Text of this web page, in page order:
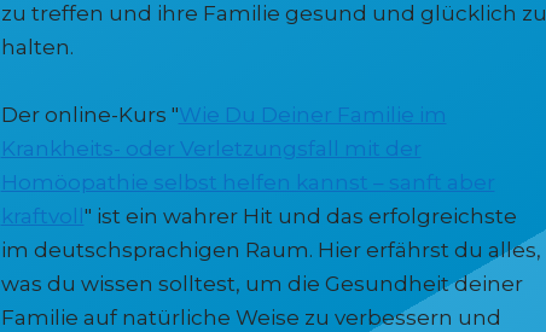
zu treffen und ihre Familie gesund und glücklich zu
halten.
Der online-Kurs "Wie Du Deiner Familie im
Krankheits- oder Verletzungsfall mit der
Homöopathie selbst helfen kannst – sanft aber
kraftvoll " ist ein wahrer Hit und das erfolgreichste
im deutschsprachigen Raum. Hier erfährst du alles,
was du wissen solltest, um die Gesundheit deiner
Familie auf natürliche Weise zu verbessern und